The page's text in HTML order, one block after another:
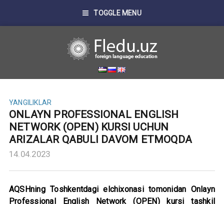
TOGGLE MENU
YANGILIKLAR
ONLAYN PROFESSIONAL ENGLISH
NETWORK (OPEN) KURSI UCHUN
ARIZALAR QABULI DAVOM ETMOQDA
14.04.2023
AQSHning Toshkentdagi elchixonasi tomonidan Onlayn
Professional English Network (OPEN) kursi tashkil